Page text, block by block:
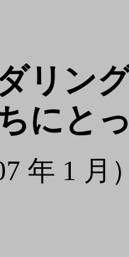
リン
にと
年 1 月